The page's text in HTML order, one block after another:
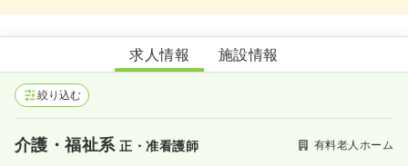
介護付有料老人ホーム三津の里
求人情報 施設情報
絞り込む
介護・福祉系正・准看護師 有料老人ホーム